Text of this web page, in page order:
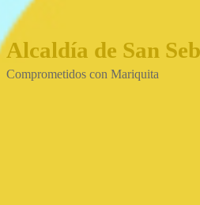
Alcaldía de San
Comprometidos con Mariquita